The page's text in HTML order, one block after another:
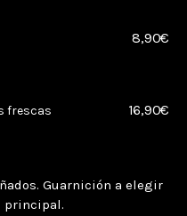
8,90€
frescas
16,90€
Guarnición a elegir
principal.